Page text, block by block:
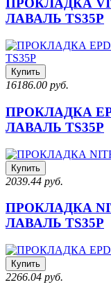
ПРОКЛАДКА
ЛАВАЛЬ TS35P
Купить
16186.00 руб.
ПРОКЛАДКА
ЛАВАЛЬ TS35P
Купить
2039.44 руб.
ПРОКЛАДКА
ЛАВАЛЬ TS35P
Купить
2266.04 руб.